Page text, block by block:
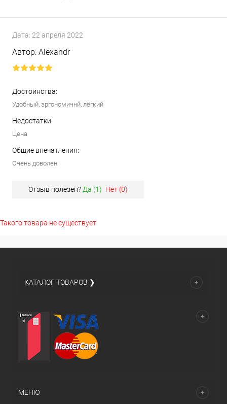
Дата: 22 апреля 2022
Автор: Alexandr
Достоинства:
Удобный, эргономичнй, лёгкий
Недостатки:
Цена
Общие впечатления:
Очень доволен
Отзыв полезен? Да (1) Нет (0)
Такого товара не существует
КАТАЛОГ ТОВАРОВ ❯
МЕНЮ